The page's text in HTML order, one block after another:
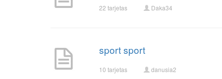
22 tarjetas Daka34
sport sport
10 tarjetas danusia2